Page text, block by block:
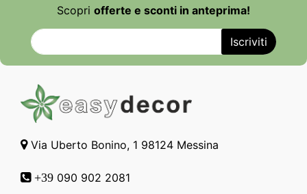
Scopri offerte e sconti in anteprima!
Via Uberto Bonino, 1 98124 Messina
+39 090 902 2081